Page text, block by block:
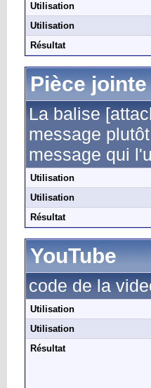
Utilisation
Utilisation
Résultat
Pièce jointe
La balise
message
message qui
Utilisation
Utilisation
Résultat
YouTube
code de la
Utilisation
Utilisation
Résultat